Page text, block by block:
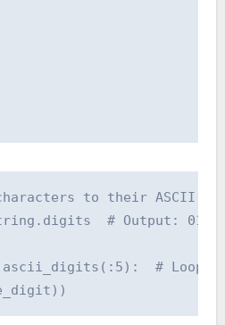
to their ASCII
# Output:
# Loop